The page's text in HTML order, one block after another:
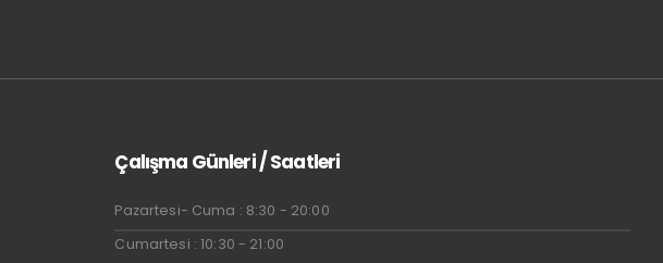
Çalışma Günleri / Saatleri
Pazartesi- Cuma : 8:30 - 20:00
Cumartesi : 10:30 - 21:00